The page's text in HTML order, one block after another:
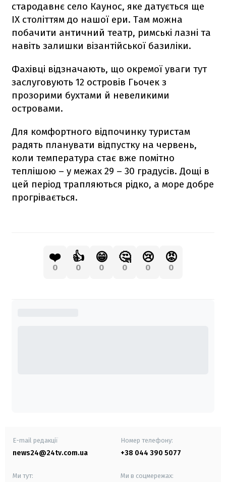
стародавнє село Каунос, яке датується ще
IX століттям до нашої ери. Там можна
побачити античний театр, римські лазні та
навіть залишки візантійської базиліки.
Фахівці відзначають, що окремої уваги тут
заслуговують 12 островів Гьочек з
прозорими бухтами й невеликими
островами.
Для комфортного відпочинку туристам
радять планувати відпустку на червень,
коли температура стає вже помітно
теплішою – у межах 29 – 30 градусів. Дощі в
цей період трапляються рідко, а море добре
прогрівається.
❤️
0
👍
0
😁
0
🤔
0
😢
0
😡
0
E-mail редакції
news24@24tv.com.ua
Номер телефону:
+38 044 390 5077
Ми тут: Ми в соцмережах: